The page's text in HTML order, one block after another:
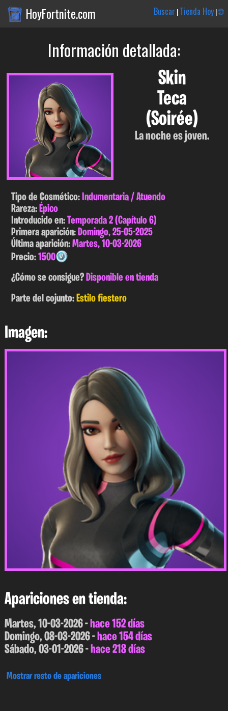
HoyFortnite.com Buscar |Tienda Hoy|🌐
Información detallada:
Skin
Teca
(Soirée)
La noche es joven.
Tipo de Cosmético:Indumentaria / Atuendo
Rareza:Épico
Introducido en:Temporada 2 (Capítulo 6)
Primera aparición:Domingo, 25-05-2025
Última aparición:Martes, 10-03-2026
Precio:1500
¿Cómo se consigue?Disponible en tienda
Parte del cojunto:Estilo fiestero
Imagen:
Apariciones en tienda:
Martes, 10-03-2026 -hace 152 días
Domingo, 08-03-2026 -hace 154 días
Sábado, 03-01-2026 -hace 218 días
Mostrar resto de apariciones